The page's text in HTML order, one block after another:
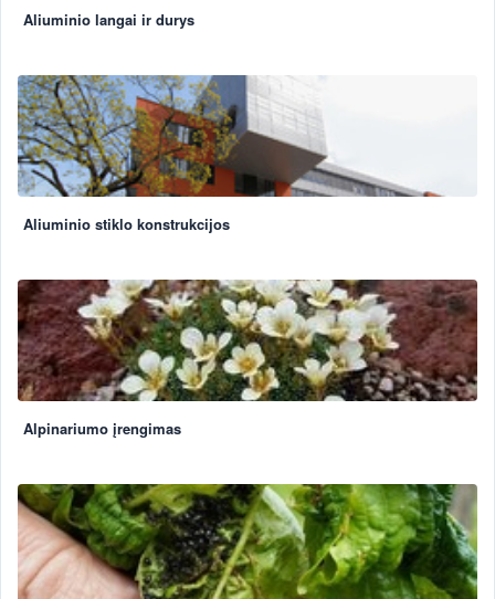
Aliuminio langai ir durys
Aliuminio stiklo konstrukcijos
Alpinariumo įrengimas